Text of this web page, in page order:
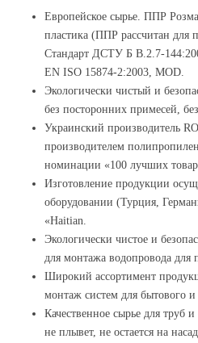
Европейское сырье. ППР
пластика (ППР рассчитан для
Стандарт ДСТУ Б В.2.7-
EN ISO 15874-2:2003, MOD.
Экологически чистый и
без посторонних примесей,
Украинский производитель
производителем
номинации «100 лучших
Изготовление продукции
оборудовании (Турция,
«Haitian.
Экологически чистое и
для монтажа водопровода для
Широкий ассортимент
монтаж систем для бытового
Качественное сырье для труб
не плывет, не остается на